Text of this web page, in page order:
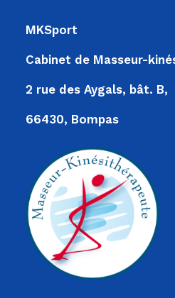
MKSport
Cabinet de Masseur-
2 rue des Aygals, bât. B,
66430, Bompas